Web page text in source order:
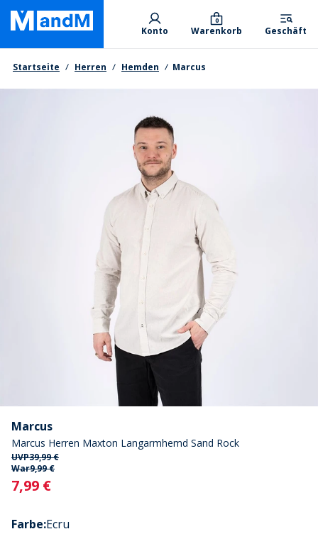
Skip
main
content
Primary departments
Konto Warenkorb
0
Geschäft
Brotkrumen
Startseite Herren Hemden Marcus
Marcus
Marcus Herren Maxton Langarmhemd Sand Rock
UVP39,99 €
War9,99 €
Current
7,99 €
Farbe:Ecru